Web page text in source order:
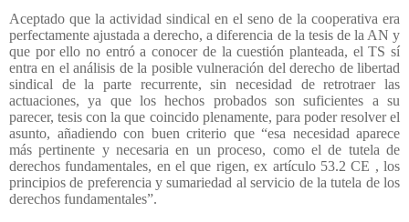
Aceptado que la actividad sindical en el seno de la cooperativa era
perfectamente ajustada a derecho, a diferencia de la tesis de la AN y
que por ello no entró a conocer de la cuestión planteada, el TS sí
entra en el análisis de la posible vulneración del derecho de libertad
sindical de la parte recurrente, sin necesidad de retrotraer las
actuaciones, ya que los hechos probados son suficientes a su
parecer, tesis con la que coincido plenamente, para poder resolver el
asunto, añadiendo con buen criterio que “esa necesidad aparece
más pertinente y necesaria en un proceso, como el de tutela de
derechos fundamentales, en el que rigen, ex artículo 53.2 CE , los
principios de preferencia y sumariedad al servicio de la tutela de los
derechos fundamentales”.